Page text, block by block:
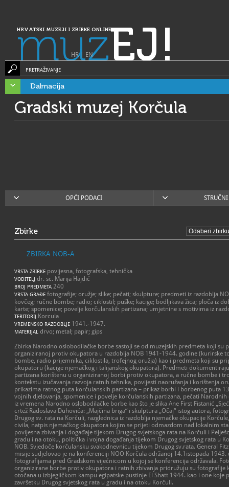
HRVATSKI MUZEJI I ZBIRKE ONLINE
muzEJ!
HR| EN
PRETRAŽIVANJE
Dalmacija
Gradski muzej Korčula
OPĆI PODACI
Zbirke
ZBIRKA NOB-A
VRSTA ZBIRKE povijesna, fotografska, tehnička
VODITELJ dr. sc. Marija Hajdić
BROJ PREDMETA 240
VRSTA GRAĐE fotografije; oružje; slike; pečati; skulpture; predmeti iz razdoblja
kovčeg; ručne bombe; radio; ciklostil; puške; kacige; bodljikava žica; ploča iz
karte; spomenice; povelje korčulanskih partizana; umjetnine s motivima iz
TERITORIJ Korcula
VREMENSKO RAZDOBLJE 1941.-1947.
MATERIJAL drvo; metal; papir; gips
Zbirka Narodno oslobodilačke borbe sastoji se od muzejskih predmeta koji su
organiziranoj protiv okupatora u razdoblja NOB 1941-1944. godine (kurirske
bombe, radio prijemnika, ciklostila, trofejnog oružja) kao i predmeta koji su
okupatoru (kacige njemačkog i talijanskog okupatora). Predmeti
partizana korištenu u organiziranoj borbi protiv okupatora, a ručne bombe i
kontekstu izučavanja razvoja ratnih tehnika, povijesti naoružanja i korištenja
prikazima ratnog puta korčulanskih partizana – prikaz borbi i borbenog puta
vojnih djelovanja, spomenice i povelje korčulanskih partizana, pečati
iz vremena Narodno oslobodilačke borbe kao što je slika Ane First Fistanić
crtež Radoslava Duhovića: „Majčina briga“ i skulptura „Očaj“ istog autora,
Drugog sv. rata na Korčuli, razglednica iz razdoblja njemačke okupacije
civila, natpis njemačkog okupatora kojim se prijeti odmazdom nad lokalnim
povijesna zbivanja i događaje tijekom Drugog svjetskoga rata na Korčuli i
gradu i na otoku, politička i vojna događanja tijekom Drugog svjetskog rata u
NOB. Svjedoče korčulansku svakodnevnicu tijekom Drugog sv.rata. General
misije sudjelovao je na konferenciji NOO Korčula održanoj 14.1istopada 1943.
fotografijama pred Gradskom vijećnicom u kojoj se konferencija održavala.
organizirane borbe protiv okupatora i ratnih zbivanja pridružuju su fotografije
otočana u izbjegličkom kampu egipatske pustinje El Shatt 1944. kao i one koje
završetku Drugog svjetskog rata u gradu i na otoku Korčuli.